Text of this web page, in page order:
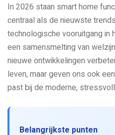
In 2026 staan smart home
centraal als de nieuwste
technologische vooruitgang in
een samensmelting van
nieuwe ontwikkelingen
leven, maar geven ons ook
past bij de moderne,
Belangrijkste punten